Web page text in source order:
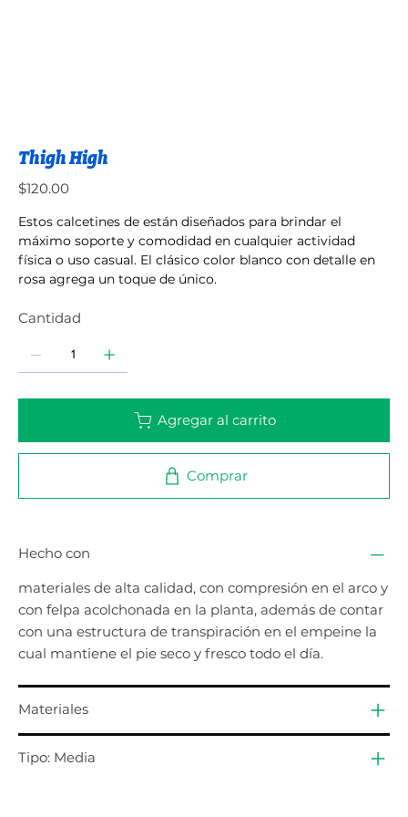
Thigh High
Precio
$120.00
Estos calcetines de están diseñados para brindar el
máximo soporte y comodidad en cualquier actividad
física o uso casual. El clásico color blanco con detalle en
rosa agrega un toque de único.
Cantidad
Agregar al carrito
Comprar
Hecho con
materiales de alta calidad, con compresión en el arco y
con felpa acolchonada en la planta, además de contar
con una estructura de transpiración en el empeine la
cual mantiene el pie seco y fresco todo el día.
Materiales
Tipo: Media